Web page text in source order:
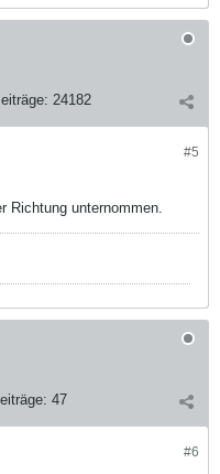
24182
#5
Richtung unternommen.
47
#6